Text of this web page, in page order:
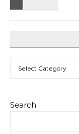
Search